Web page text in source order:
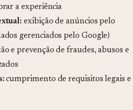
a experiência
exibição de anúncios pelo
gerenciados pelo Google)
e prevenção de fraudes, abusos e
cumprimento de requisitos legais e